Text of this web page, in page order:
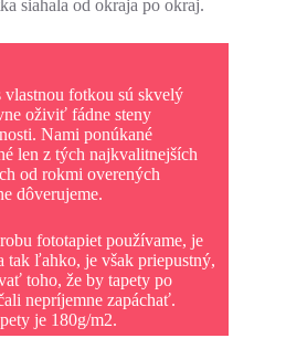
siahala od okraja po okraj.
vlastnou fotkou sú skvelý
oživiť fádne steny
Nami ponúkané
len z tých najkvalitnejších
od rokmi overených
dôverujeme.
fototapiet používame, je
tak ľahko, je však priepustný,
toho, že by tapety po
nepríjemne zapáchať.
je 180g/m2.